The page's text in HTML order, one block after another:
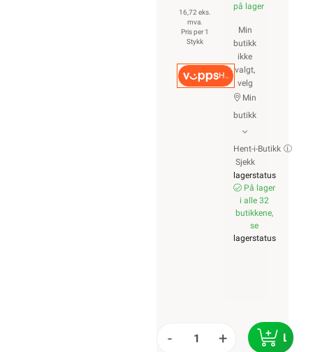
16,72 eks.
mva.
Pris per 1
Stykk
Hurtigkasse
på lager
Min
butikk
ikke
valgt,
velg
Min
butikk
Hent-i-Butikk
Sjekk
lagerstatus
På lager
i alle 32
butikkene,
se
lagerstatus
- +